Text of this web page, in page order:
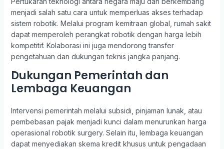
menjadi salah satu cara untuk memperluas akses terhadap
sistem robotik. Melalui program kemitraan global, rumah sakit
dapat memperoleh perangkat robotik dengan harga lebih
kompetitif. Kolaborasi ini juga mendorong transfer
pengetahuan dan dukungan teknis jangka panjang.
Dukungan Pemerintah dan
Lembaga Keuangan
Intervensi pemerintah melalui subsidi, pinjaman lunak, atau
pembebasan pajak menjadi kunci dalam menurunkan harga
operasional robotik surgery. Selain itu, lembaga keuangan
dapat menyediakan skema kredit khusus untuk pengadaan